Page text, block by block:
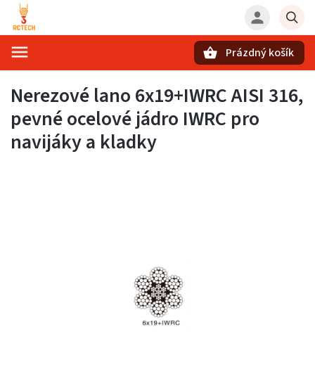
Prázdný košík
Nerezové lano 6x19+IWRCAISI 316,
pevné ocelové jádro IWRC pro
navijáky a kladky